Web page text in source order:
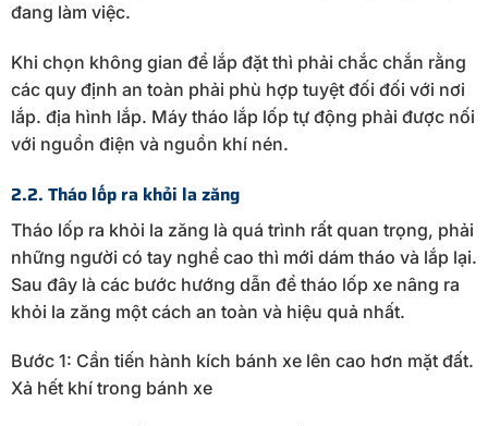
đang làm việc.
Khi chọn không gian để lắp đặt thì phải chắc chắn rằng
các quy định an toàn phải phù hợp tuyệt đối đối với nơi
lắp. địa hình lắp. Máy tháo lắp lốp tự động phải được nối
với nguồn điện và nguồn khí nén.
2.2. Tháo lốp ra khỏi la zăng
Tháo lốp ra khỏi la zăng là quá trình rất quan trọng, phải
những người có tay nghề cao thì mới dám tháo và lắp lại.
Sau đây là các bước hướng dẫn để tháo lốp xe nâng ra
khỏi la zăng một cách an toàn và hiệu quả nhất.
Bước 1: Cần tiến hành kích bánh xe lên cao hơn mặt đất.
Xả hết khí trong bánh xe